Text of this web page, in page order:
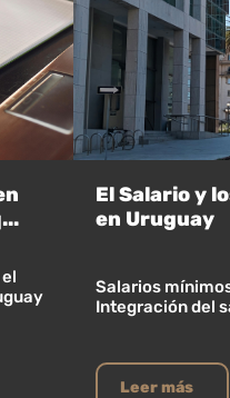
El Salario y
en Uruguay
Salarios
Integración del
Leer más